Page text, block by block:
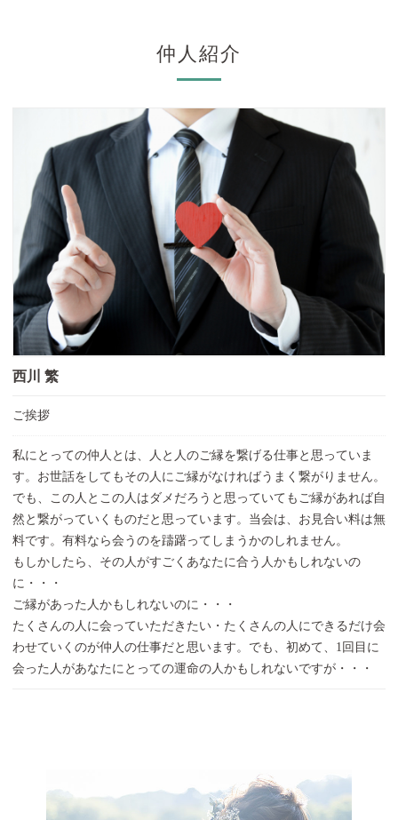
仲人紹介
西川 繁
ご挨拶
私にとっての仲人とは、人と人のご縁を繋げる仕事と思っていま
す。お世話をしてもその人にご縁がなければうまく繋がりません。
でも、この人とこの人はダメだろうと思っていてもご縁があれば自
然と繋がっていくものだと思っています。当会は、お見合い料は無
料です。有料なら会うのを躊躇ってしまうかのしれません。
もしかしたら、その人がすごくあなたに合う人かもしれないの
に・・・
ご縁があった人かもしれないのに・・・
たくさんの人に会っていただきたい・たくさんの人にできるだけ会
わせていくのが仲人の仕事だと思います。でも、初めて、1回目に
会った人があなたにとっての運命の人かもしれないですが・・・